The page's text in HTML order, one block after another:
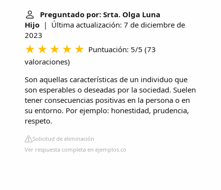
Preguntado por: Srta. Olga Luna
Hijo | Última actualización: 7 de diciembre de
2023
Puntuación: 5/5 (73
valoraciones)
Son aquellas características de un individuo que
son esperables o deseadas por la sociedad. Suelen
tener consecuencias positivas en la persona o en
su entorno. Por ejemplo: honestidad, prudencia,
respeto.
Solicitud de eliminación
Ver respuesta completa en ejemplos.co